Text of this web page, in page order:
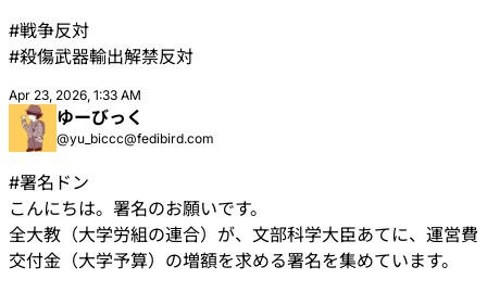
#戦争反対
#殺傷武器輸出解禁反対
Apr 23, 2026, 1:33 AM
ゆーびっく
@yu_biccc@fedibird.com
#署名ドン
こんにちは。署名のお願いです。
全大教（大学労組の連合）が、文部科学大臣あてに、運営費
交付金（大学予算）の増額を求める署名を集めています。